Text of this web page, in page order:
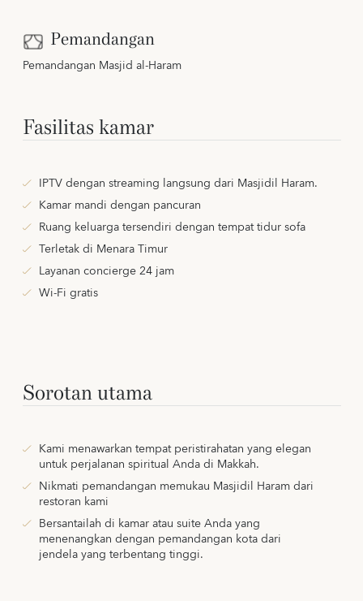
Pemandangan
Pemandangan Masjid al-Haram
Fasilitas kamar
IPTV dengan streaming langsung dari Masjidil Haram.
Kamar mandi dengan pancuran
Ruang keluarga tersendiri dengan tempat tidur sofa
Terletak di Menara Timur
Layanan concierge 24 jam
Wi-Fi gratis
Sorotan utama
Kami menawarkan tempat peristirahatan yang elegan
untuk perjalanan spiritual Anda di Makkah.
Nikmati pemandangan memukau Masjidil Haram dari
restoran kami
Bersantailah di kamar atau suite Anda yang
menenangkan dengan pemandangan kota dari
jendela yang terbentang tinggi.